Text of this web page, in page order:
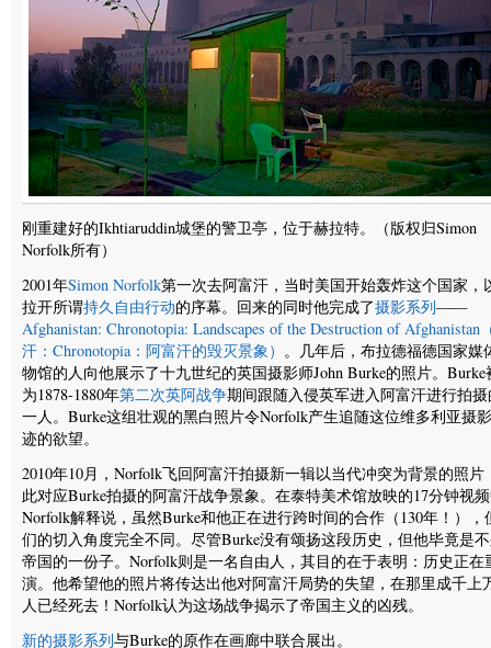
刚重建好的Ikhtiaruddin城堡的警卫亭，位于赫拉特。（版权归Simon
Norfolk所有）
2001年Simon Norfolk第一次去阿富汗，当时美国开始轰炸这个国家，
拉开所谓持久自由行动的序幕。回来的同时他完成了摄影系列——
Afghanistan: Chronotopia: Landscapes of the Destruction of Afghanistan
汗：Chronotopia：阿富汗的毁灭景象） 。几年后，布拉德福德国家媒
物馆的人向他展示了十九世纪的英国摄影师John Burke的照片。Burke
为1878-1880年第二次英阿战争期间跟随入侵英军进入阿富汗进行拍
一人。Burke这组壮观的黑白照片令Norfolk产生追随这位维多利亚摄
迹的欲望。
2010年10月，Norfolk飞回阿富汗拍摄新一辑以当代冲突为背景的照片
此对应Burke拍摄的阿富汗战争景象。在泰特美术馆放映的17分钟视
Norfolk解释说，虽然Burke和他正在进行跨时间的合作（130年！），
们的切入角度完全不同。尽管Burke没有颂扬这段历史，但他毕竟是
帝国的一份子。Norfolk则是一名自由人，其目的在于表明：历史正在
演。他希望他的照片将传达出他对阿富汗局势的失望，在那里成千上
人已经死去！Norfolk认为这场战争揭示了帝国主义的凶残。
新的摄影系列与Burke的原作在画廊中联合展出。